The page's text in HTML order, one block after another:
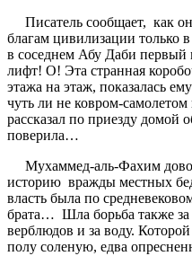
Писатель сообщает, как
благам цивилизации
в соседнем Абу Даби
лифт! О! Эта странная
этажа на этаж, показалась
чуть ли не ковром-
рассказал по приезду домой
поверила…
Мухаммед-аль-Фахим
историю вражды местных
власть была по
брата… Шла борьба также за
верблюдов и за воду.
полу соленую, едва